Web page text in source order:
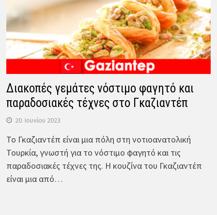
Διακοπές γεμάτες νόστιμο φαγητό και
παραδοσιακές τέχνες στο Γκαζιαντέπ
20. Ιουνίου 2023
Το Γκαζιαντέπ είναι μια πόλη στη νοτιοανατολική
Τουρκία, γνωστή για το νόστιμο φαγητό και τις
παραδοσιακές τέχνες της. Η κουζίνα του Γκαζιαντέπ
είναι μια από…